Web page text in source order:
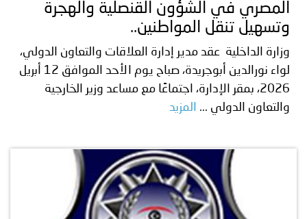
المصري في الشؤون القنصلية والهجرة
وتسهيل تنقل المواطنين..
وزارة الداخلية عقد مدير إدارة العلاقات والتعاون الدولي،
لواء نورالدين أبوجريدة، صباح يوم الأحد الموافق 12 أبريل
2026، بمقر الإدارة، اجتماعًا مع مساعد وزير الخارجية
والتعاون الدولي ...
المزيد